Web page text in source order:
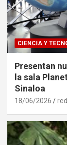
CIENCIA Y
Presentan
la sala
Sinaloa
18/06/2026